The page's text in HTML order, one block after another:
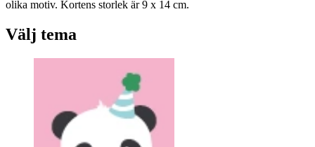
olika motiv. Kortens storlek är 9 x 14 cm.
Välj tema